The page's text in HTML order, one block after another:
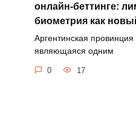
онлайн-беттинге:
биометрия как
Аргентинская провинция
являющаяся одним
0 17